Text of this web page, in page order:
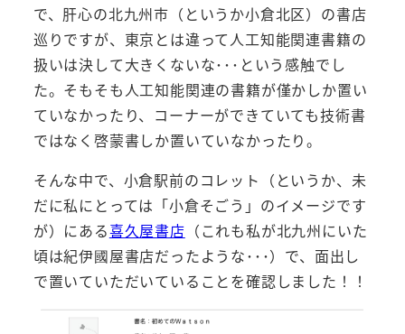
で、肝心の北九州市（というか小倉北区）の書店
巡りですが、東京とは違って人工知能関連書籍の
扱いは決して大きくないな･･･という感触でし
た。そもそも人工知能関連の書籍が僅かしか置い
ていなかったり、コーナーができていても技術書
ではなく啓蒙書しか置いていなかったり。
そんな中で、小倉駅前のコレット（というか、未
だに私にとっては「小倉そごう」のイメージです
が）にある喜久屋書店 （これも私が北九州にいた
頃は紀伊國屋書店だったような･･･）で、面出し
で置いていただいていることを確認しました！！